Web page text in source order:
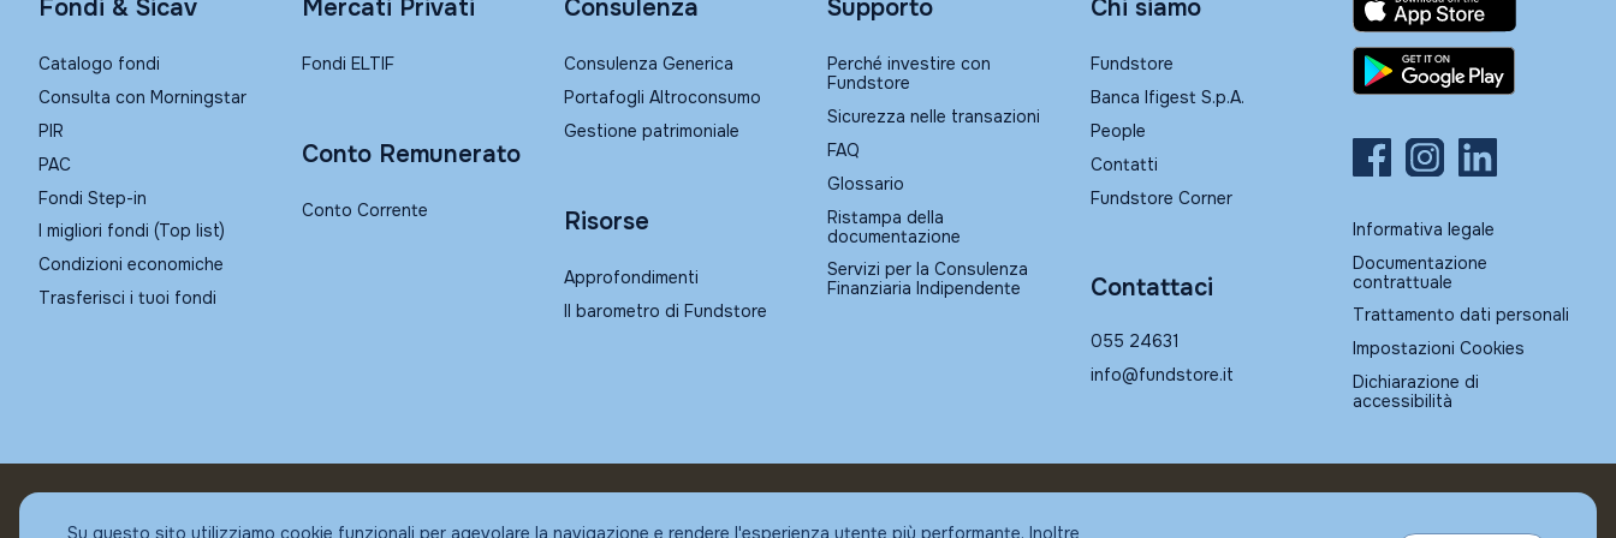
Fondi & Sicav
Catalogo fondi
Consulta con Morningstar
PIR
PAC
Fondi Step-in
I migliori fondi (Top list)
Condizioni economiche
Trasferisci i tuoi fondi
Mercati Privati
Fondi ELTIF
Conto Remunerato
Conto Corrente
Consulenza
Consulenza Generica
Portafogli Altroconsumo
Gestione patrimoniale
Risorse
Approfondimenti
Il barometro di Fundstore
Supporto
Perché investire con
Fundstore
Sicurezza nelle transazioni
FAQ
Glossario
Ristampa della
documentazione
Servizi per la Consulenza
Finanziaria Indipendente
Chi siamo
Fundstore
Banca Ifigest S.p.A.
People
Contatti
Fundstore Corner
Contattaci
055 24631
info@fundstore.it
Informativa legale
Documentazione
contrattuale
Trattamento dati personali
Impostazioni Cookies
Dichiarazione di
accessibilità
Su questo sito utilizziamo cookie funzionali per agevolare la navigazione e rendere l'esperienza utente più performante. Inoltre